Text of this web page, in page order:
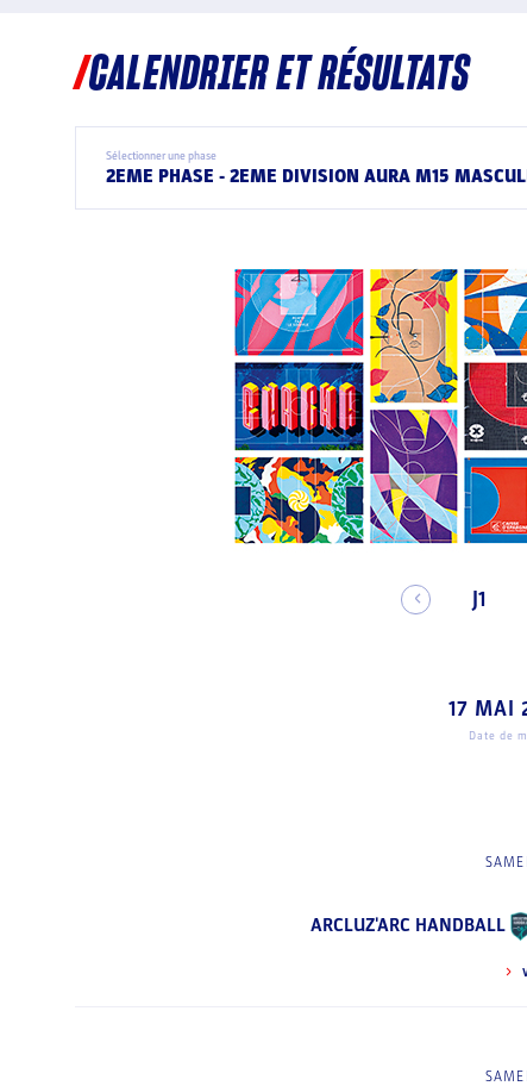
CALENDRIER ET RÉSULTATS
Sélectionner une phase
2EME PHASE - 2EME DIVISION AURA M15
J1
17 MAI
Date de
ARCLUZ'ARC HANDBALL